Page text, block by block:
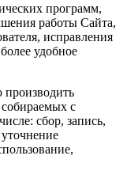
программ,
работы Сайта,
исправления
удобное
производить
с
сбор, запись,